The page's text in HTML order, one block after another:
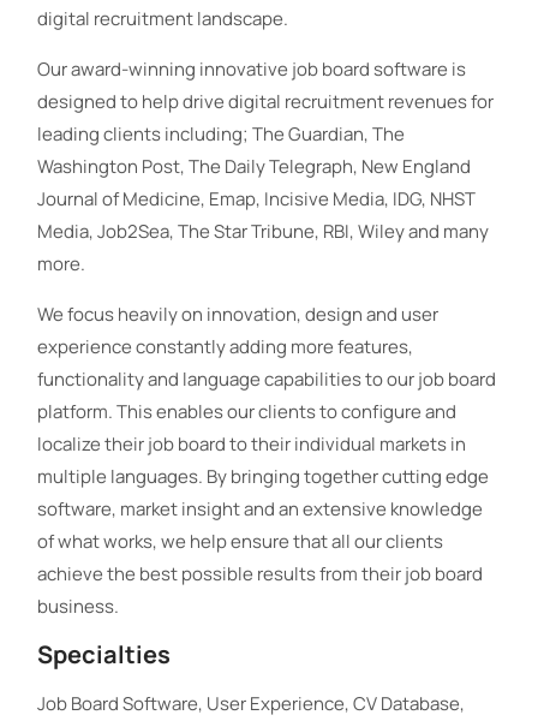
digital recruitment landscape.
Our award-winning innovative job board software is
designed to help drive digital recruitment revenues for
leading clients including; The Guardian, The
Washington Post, The Daily Telegraph, New England
Journal of Medicine, Emap, Incisive Media, IDG, NHST
Media, Job2Sea, The Star Tribune, RBI, Wiley and many
more.
We focus heavily on innovation, design and user
experience constantly adding more features,
functionality and language capabilities to our job board
platform. This enables our clients to configure and
localize their job board to their individual markets in
multiple languages. By bringing together cutting edge
software, market insight and an extensive knowledge
of what works, we help ensure that all our clients
achieve the best possible results from their job board
business.
Specialties
Job Board Software, User Experience, CV Database,